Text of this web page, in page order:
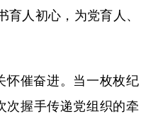
育人初心，为党育人、
催奋进。当一枚枚纪
次握手传递党组织的牵